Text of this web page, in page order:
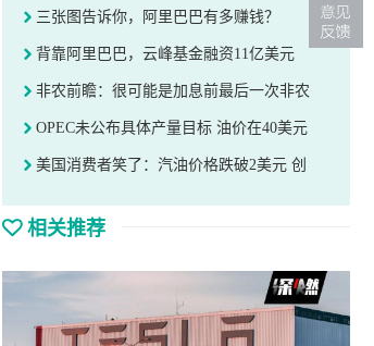
三张图告诉你，阿里巴巴有多赚钱？
背靠阿里巴巴，云峰基金融资11亿美元
非农前瞻：很可能是加息前最后一次非农
OPEC未公布具体产量目标 油价在40美元
美国消费者笑了：汽油价格跌破2美元 创
相关推荐